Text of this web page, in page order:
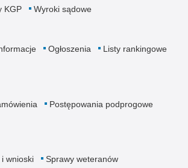
KGP Wyroki sądowe
Ogłoszenia
Listy rankingowe
Postępowania podprogowe
wnioski Sprawy weteranów